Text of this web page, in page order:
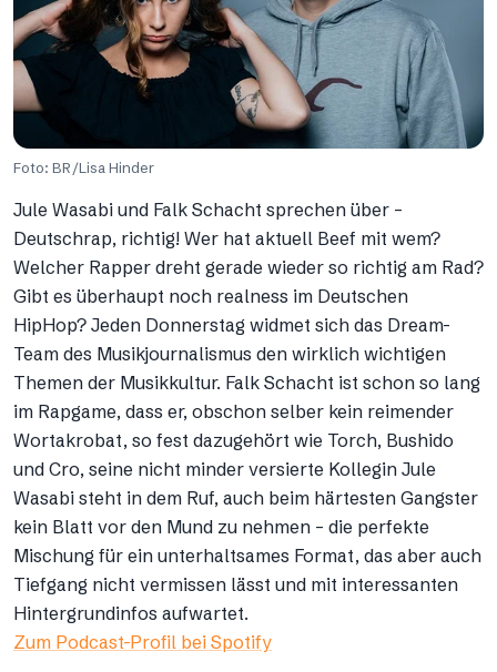
Foto: BR/Lisa Hinder
Jule Wasabi und Falk Schacht sprechen über –
Deutschrap, richtig! Wer hat aktuell Beef mit wem?
Welcher Rapper dreht gerade wieder so richtig am Rad?
Gibt es überhaupt noch realness im Deutschen
HipHop? Jeden Donnerstag widmet sich das Dream-
Team des Musikjournalismus den wirklich wichtigen
Themen der Musikkultur. Falk Schacht ist schon so lang
im Rapgame, dass er, obschon selber kein reimender
Wortakrobat, so fest dazugehört wie Torch, Bushido
und Cro, seine nicht minder versierte Kollegin Jule
Wasabi steht in dem Ruf, auch beim härtesten Gangster
kein Blatt vor den Mund zu nehmen – die perfekte
Mischung für ein unterhaltsames Format, das aber auch
Tiefgang nicht vermissen lässt und mit interessanten
Hintergrundinfos aufwartet.
Zum Podcast-Profil bei Spotify